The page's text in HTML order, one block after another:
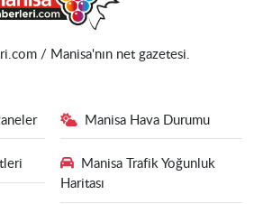
/ Manisa'nın net gazetesi.
Manisa Hava Durumu
Manisa Trafik Yoğunluk
Haritası